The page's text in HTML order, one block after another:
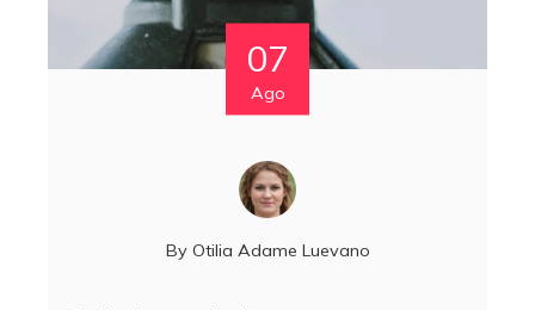
07
Ago
By Otilia Adame Luevano